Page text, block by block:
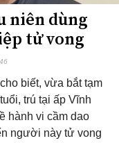
niên dùng
tử vong
biết, vừa bắt tạm
trú tại ấp Vĩnh
hành vi cầm dao
người này tử vong